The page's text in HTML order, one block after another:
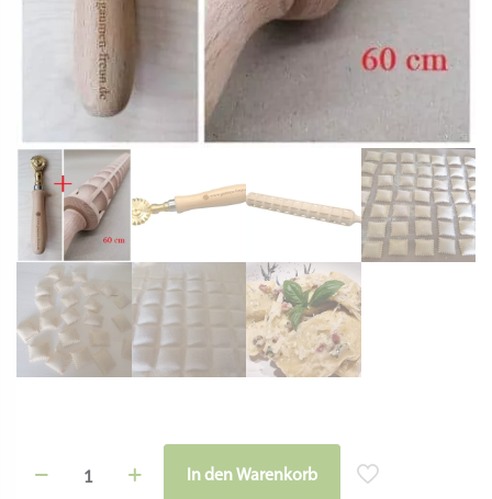
Teile dieses Produkt:
Facebook
TwitterEmailGmailWhatsApp
Mit diesem Set ist man perfekt für die nächste Ravioliproduktion
gewappnet: mit dem Wunderholz werden die Ravioli verarbeitet und
mit dem Teigrädchen durchtrennt – et voilà fertige Ravioli.
Messing hat übrigens die tolle eigenschaft, den Teig von sich zu
stoßen. So klebt der Teig nicht am Rädchen 😉